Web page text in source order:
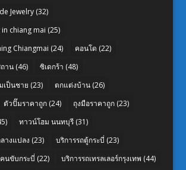
Jewelry(32)
chiang mai (25)
Chiangmai (24) คอนโด (22)
าน(46) ซิเดกร้า (48)
เป็นชาย (23) ตกแต่งบ้าน(26)
ตัวปั๊มราคาถูก(24) ถุงมือราคาถูก(23)
ทาวน์โฮม นนทบุรี(31)
างแปลง (23) บริการรถตู้กระบี่ (23)
นขับกระบี่ (22) บริการรถเทรลเลอร์กรุงเทพ (44)